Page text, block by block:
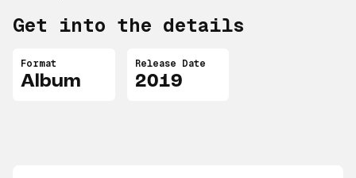
Get into the details
Format
Album
Release Date
2019